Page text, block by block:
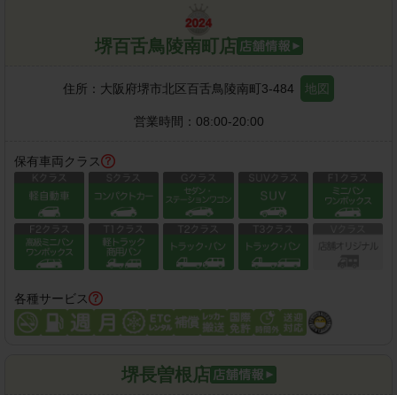
堺百舌鳥陵南町店
住所： 大阪府堺市北区百舌鳥陵南町3-484 地図
営業時間： 08:00-20:00
保有車両クラス
各種サービス
堺長曽根店